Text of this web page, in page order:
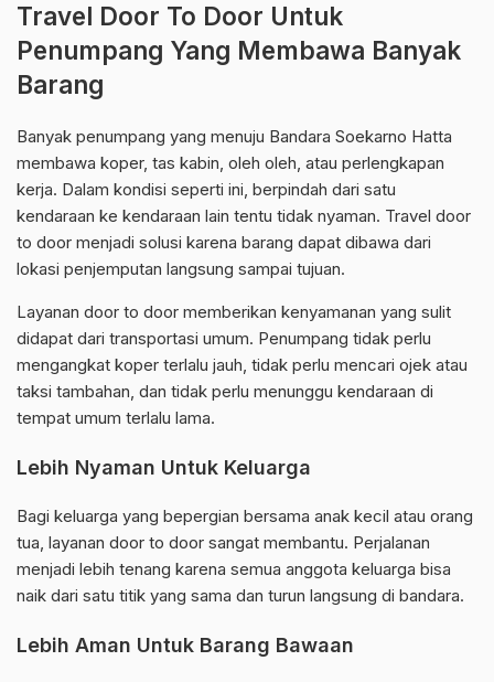
Travel Door To Door Untuk
Penumpang Yang Membawa Banyak
Barang
Banyak penumpang yang menuju Bandara Soekarno Hatta
membawa koper, tas kabin, oleh oleh, atau perlengkapan
kerja. Dalam kondisi seperti ini, berpindah dari satu
kendaraan ke kendaraan lain tentu tidak nyaman. Travel door
to door menjadi solusi karena barang dapat dibawa dari
lokasi penjemputan langsung sampai tujuan.
Layanan door to door memberikan kenyamanan yang sulit
didapat dari transportasi umum. Penumpang tidak perlu
mengangkat koper terlalu jauh, tidak perlu mencari ojek atau
taksi tambahan, dan tidak perlu menunggu kendaraan di
tempat umum terlalu lama.
Lebih Nyaman Untuk Keluarga
Bagi keluarga yang bepergian bersama anak kecil atau orang
tua, layanan door to door sangat membantu. Perjalanan
menjadi lebih tenang karena semua anggota keluarga bisa
naik dari satu titik yang sama dan turun langsung di bandara.
Lebih Aman Untuk Barang Bawaan